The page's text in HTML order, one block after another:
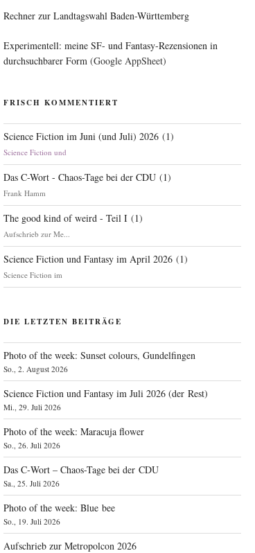
Rechner zur Landtagswahl Baden-Württemberg
Experimentell: meine SF- und Fantasy-Rezensionen in
durchsuchbarer Form (Google AppSheet)
FRISCH KOMMENTIERT
Science Fiction im Juni (und Juli) 2026 (1)
Science Fiction und
Das C-Wort - Chaos-Tage bei der CDU (1)
Frank Hamm
The good kind of weird - Teil I (1)
Aufschrieb zur Me...
Science Fiction und Fantasy im April 2026 (1)
Science Fiction im
DIE LETZTEN BEITRÄGE
Photo of the week: Sunset colours, Gundelfingen
So., 2. August 2026
Science Fiction und Fantasy im Juli 2026 (der Rest)
Mi., 29. Juli 2026
Photo of the week: Maracuja flower
So., 26. Juli 2026
Das C‑Wort – Chaos-Tage bei der CDU
Sa., 25. Juli 2026
Photo of the week: Blue bee
So., 19. Juli 2026
Aufschrieb zur Metropolcon 2026